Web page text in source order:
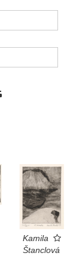
Kamila
Štanclová